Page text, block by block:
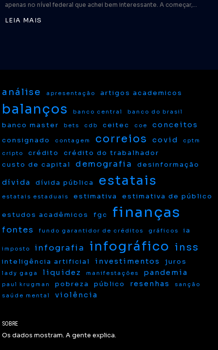
apenas no nível federal que achei bem interessante. A começar,…
LEIA MAIS
análise apresentação artigos academicos
balanços banco central banco do brasil
banco master bets cdb ceitec coe conceitos
consignado contagem correios covid
cptm
cripto
crédito
crédito do trabalhador
custo de capital
demografia desinformação
dívida dívida pública estatais
estatais estaduais estimativa estimativa de público
estudos acadêmicos fgc finanças
fontes fundo garantidor de créditos gráficos ia
imposto infografia infográfico inss
inteligência artificial investimentos juros
lady gaga liquidez manifestações pandemia
paul krugman pobreza público resenhas
sanção
saúde mental
violência
SOBRE
Os dados mostram. A gente explica.